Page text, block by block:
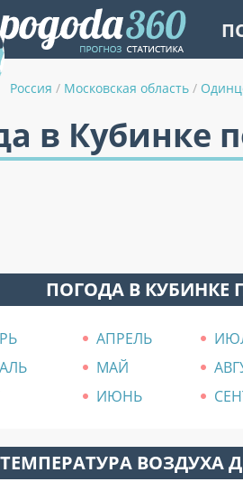
Россия / Московская область /
в Кубинке
ПОГОДА В КУБИНКЕ
АПРЕЛЬ
МАЙ
ИЮНЬ
ТЕМПЕРАТУРА ВОЗДУХА